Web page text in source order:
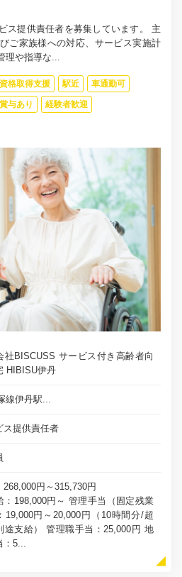
ス提供責任者を募集しています。 主
ご家族様への対応、サービス実施計
理や指導な...
資格取得支援 駅近 車通勤可
賞与あり 経験者歓迎
社BISCUSS サービス付き高齢者向
HIBISU伊丹
線伊丹駅...
ス提供責任者
268,000円～315,730円
：198,000円～ 管理手当（固定残業
19,000円～20,000円（10時間分/超
途支給） 管理職手当：25,000円 地
5...